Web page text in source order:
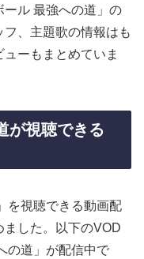
ル 最強への道」の
、主題歌の情報はも
ーもまとめていま
が視聴できる
を視聴できる動画配
した。以下のVOD
の道」が配信中で